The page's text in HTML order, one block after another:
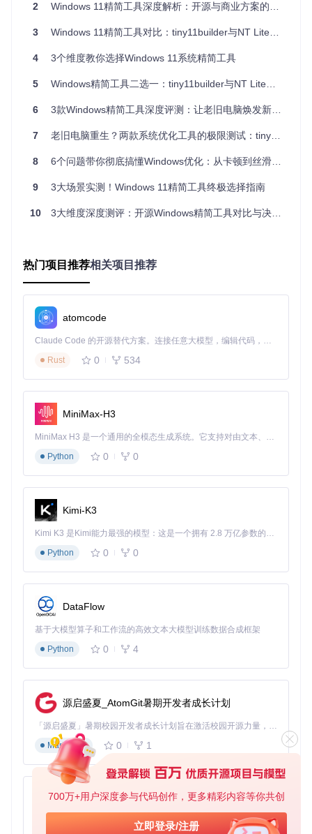
700万+用户深度参与代码创作，更多精彩内容等你共创
立即登录/注册
技术爱好者和开源社区用户
拥有老旧PC或虚拟机的用户
追求最小系统体积和资源占用的用户
熟悉命令行操作，愿意手动解决潜在问题的用户
NT Lite：专业级系统定制工具
NT Lite是一款商业软件，提供图形化界面（GUI），支持Win
盖驱动整合、组件移除、注册表优化等，适合需要精细化控制
需要频繁定制不同硬件系统镜像的用户
偏好图形化操作界面的普通用户
1. 技术原理对比
tiny11builder：基于DISM（部署映像服务和管理）工具，通
过PowerShell脚本自动化执行组件移除、注册表优化和镜像压
缩。其核心优势在于轻量级和自动化，脚本中大量使用
在tiny11maker.ps1中，通过匹配包名前缀的方式批量移除30
+预装应用：
$packagePrefixes = 'Clipchamp.Clipchamp',
$packagesToRemove
$packageName =
NT Lite
和驱动整合。其底层技术更接近Windows内核级操作，能够处
理更复杂的系统定制需求。
2. 场景化需求匹配
少60%以上。而NT Lite虽然也能精简内存占用，但通常需要手
动调整多个设置，对新手不够友好。
y11builder更适合单一设备或虚拟机环境，缺乏大规模部署所
需的驱动管理功能。
场景三：保留系统更新能力的日常使用
如果你需要系统保持更新能力，tiny11maker.ps1是更好的选
择。它在精简的同时保留了Windows Update和组件存储，后
续可以安装更新和添加功能。而tiny11Coremaker.ps1和过度
精简的NT Lite配置可能导致系统无法更新。
场景化测试：不同硬件配置下的表现差异
2 Windows 11精简工具深度解析：开源与商业方案的终极抉择
3 Windows 11精简工具对比：tiny11builder与NT Lite的技术选型指南
4 3个维度教你选择Windows 11系统精简工具
5 Windows精简工具二选一：tiny11builder与NT Lite的3个关键差异及决策指南
6 3款Windows精简工具深度评测：让老旧电脑焕发新生的实用指南
7 老旧电脑重生？两款系统优化工具的极限测试：tiny11builder vs NT Lite
8 6个问题带你彻底搞懂Windows优化：从卡顿到丝滑的实战指南
9 3大场景实测！Windows 11精简工具终极选择指南
10 3大维度深度测评：开源Windows精简工具对比与决策指南
热门项目推荐相关项目推荐
atomcode
Claude Code 的开源替代方案。连接任意大模型，编辑代码，运行命令，自动验证 — 全自动执行。用 Rust 构建，极致性能。 ｜ An open-source alternative to Claude Code. Connect any LLM, edit code, run commands, and verify changes — autonomously. Built in Rust for speed. Get Started
Rust
0 534
MiniMax-H3
MiniMax H3 是一个通用的全模态生成系统。它支持对由文本、图像、视频和音频组成的多模态上下文进行统一理解，并能生成分辨率高达 2K、时长可达 15 秒的带原生立体声音频的视频。得益于面向任务泛化的系统设计，H3 在预训练阶段就已具备广泛的多模态上下文理解与生成能力，能够出色地执行复杂的多模态指令。
Python
0 0
Kimi-K3
Kimi K3 是Kimi能力最强的模型：这是一个拥有 2.8 万亿参数的混合专家（MoE）模型，具备原生视觉理解能力，并支持 100 万 token 的上下文窗口。
Python
0 0
DataFlow
基于大模型算子和工作流的高效文本大模型训练数据合成框架
Python
0 4
源启盛夏_AtomGit暑期开发者成长计划
「源启盛夏」暑期校园开发者成长计划旨在激活校园开源力量，通过积分激励、认证扶持、资源倾斜等形式，引导高校组织和开发者完成「入驻 — 建项目 — 做贡献 — 获认证 — 得资源」的完整闭环。无论你是想带领社团入驻平台的组织者，还是希望用代码贡献证明自己的开发者，都能在这里找到属于你的成长路径。
Markdown
0 1
py-xiaozhi
基于Python的Xiaozhi AI，适用于想要完整Xiaozhi体验而无需拥有专用硬件的用户。